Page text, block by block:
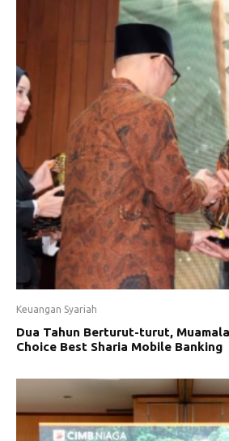
Keuangan Syariah
Dua Tahun Berturut-turut,
Choice Best Sharia Mobile Banking